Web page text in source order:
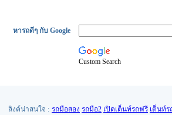
หารถดีๆ กับ Google
Custom Search
ลิงค์น่าสนใจ : รถมือสอง รถมือ2 เปิดเต็นท์รถฟรี เต็นท์ร